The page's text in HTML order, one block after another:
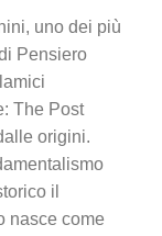
uno dei più
Pensiero
The Post
origini.
il
nasce come